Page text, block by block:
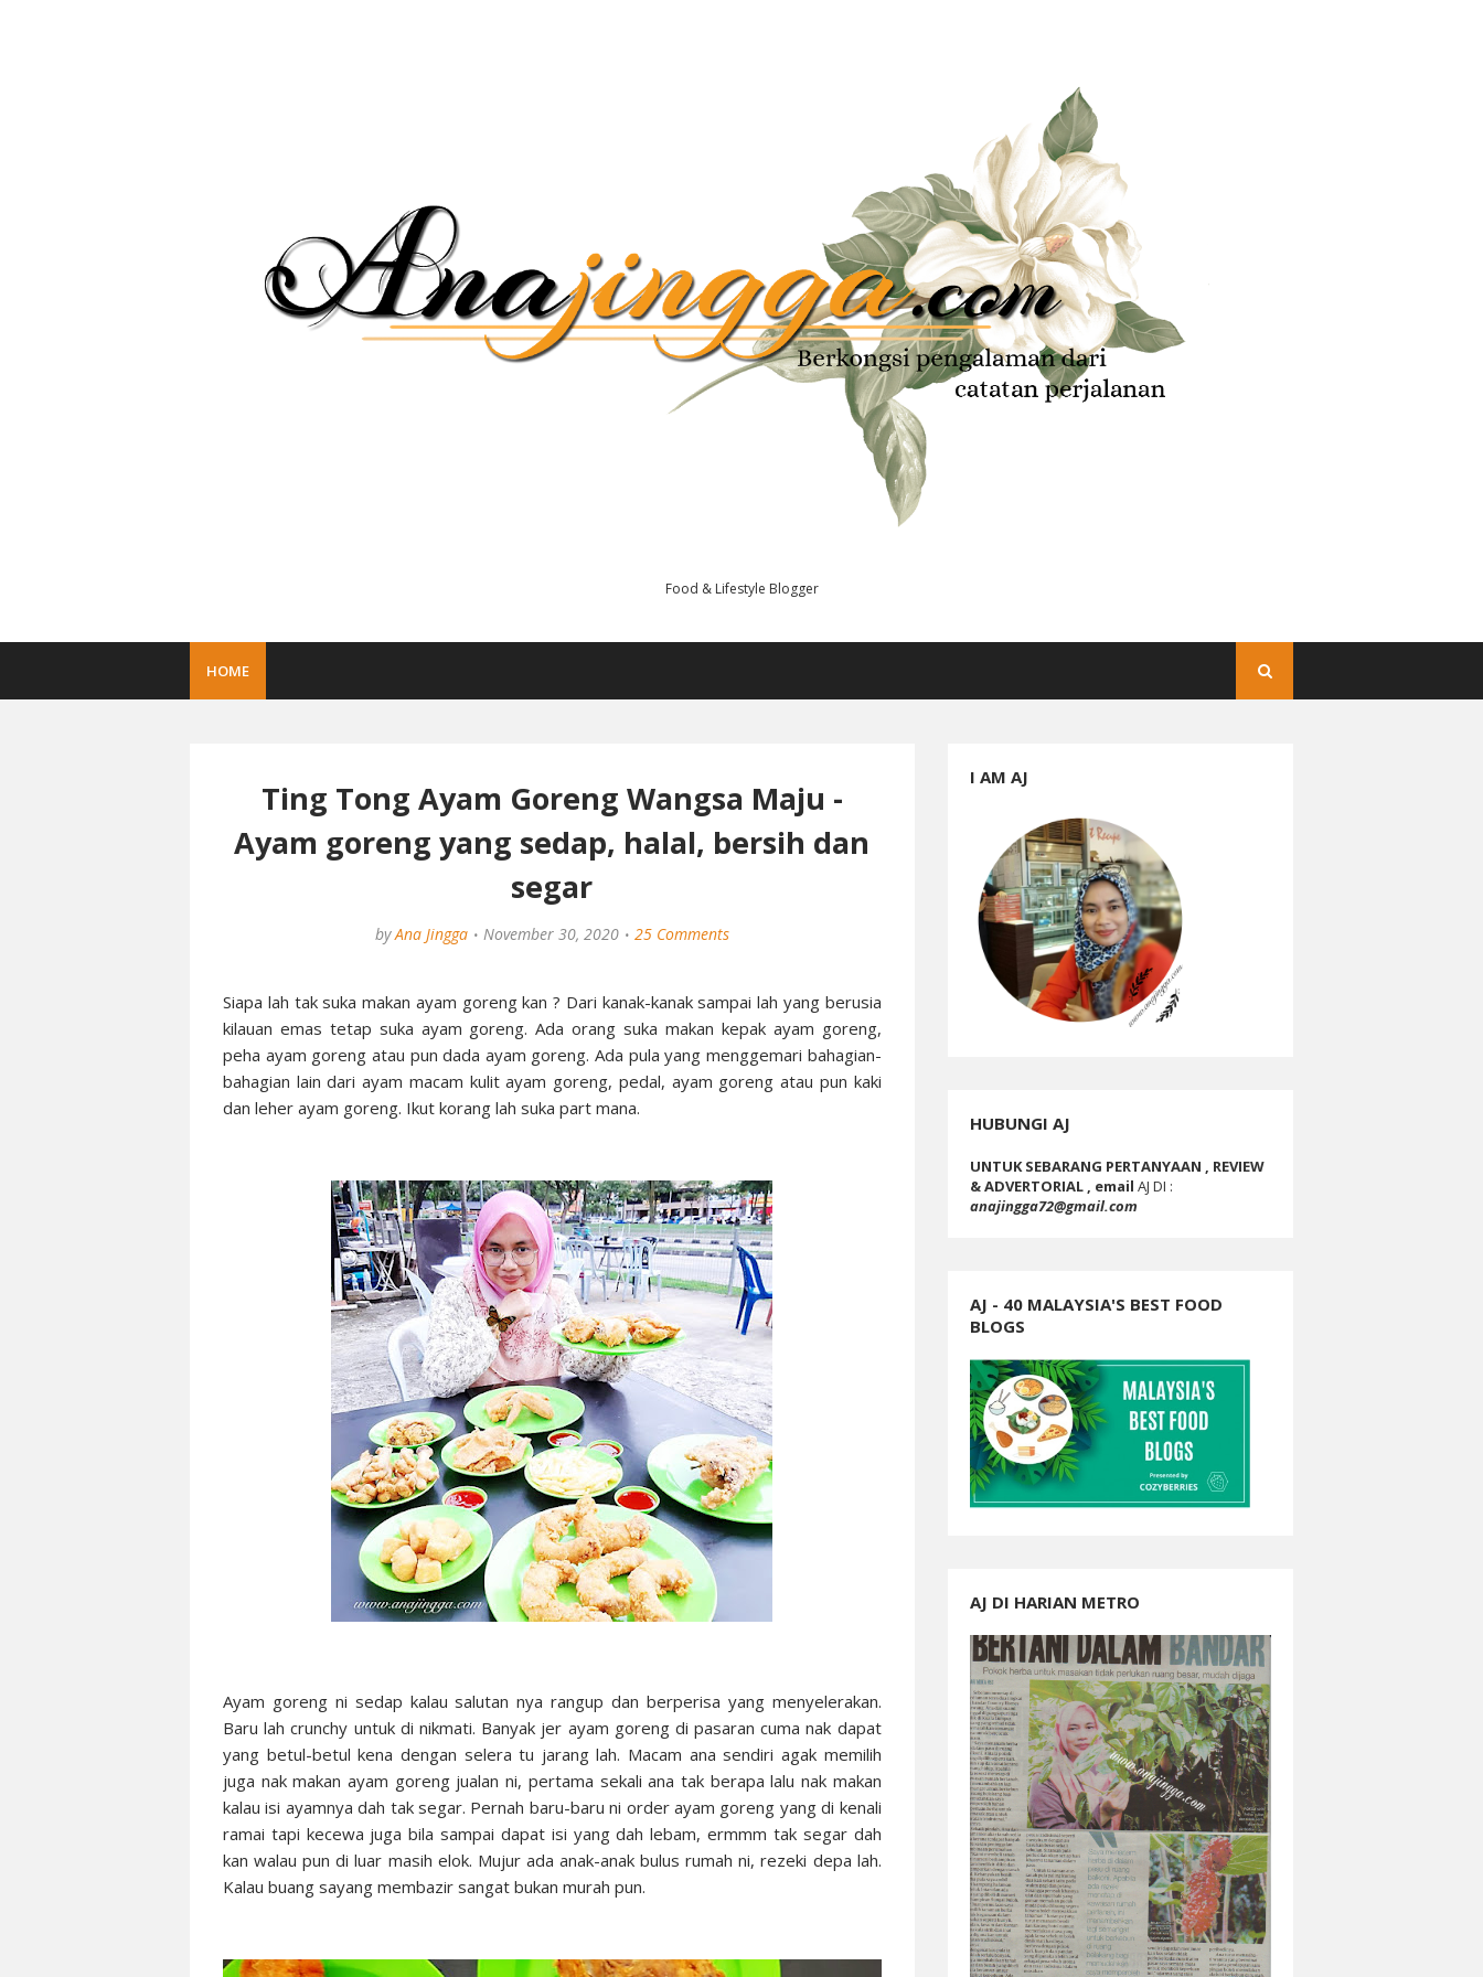
Food & Lifestyle Blogger
HOME
Ting Tong Ayam Goreng Wangsa Maju -
Ayam goreng yang sedap, halal, bersih dan
segar
by Ana Jingga November 30, 2020 25 Comments
Siapa lah tak suka makan ayam goreng kan ? Dari kanak-kanak sampai lah yang berusia
kilauan emas tetap suka ayam goreng. Ada orang suka makan kepak ayam goreng,
peha ayam goreng atau pun dada ayam goreng. Ada pula yang menggemari bahagian-
bahagian lain dari ayam macam kulit ayam goreng, pedal, ayam goreng atau pun kaki
dan leher ayam goreng. Ikut korang lah suka part mana.
Ayam goreng ni sedap kalau salutan nya rangup dan berperisa yang menyelerakan.
Baru lah crunchy untuk di nikmati. Banyak jer ayam goreng di pasaran cuma nak dapat
yang betul-betul kena dengan selera tu jarang lah. Macam ana sendiri agak memilih
juga nak makan ayam goreng jualan ni, pertama sekali ana tak berapa lalu nak makan
kalau isi ayamnya dah tak segar. Pernah baru-baru ni order ayam goreng yang di kenali
ramai tapi kecewa juga bila sampai dapat isi yang dah lebam, ermmm tak segar dah
kan walau pun di luar masih elok. Mujur ada anak-anak bulus rumah ni, rezeki depa lah.
Kalau buang sayang membazir sangat bukan murah pun.
I AM AJ
HUBUNGI AJ
UNTUK SEBARANG PERTANYAAN , REVIEW
& ADVERTORIAL , email AJ DI :
anajingga72@gmail.com
AJ - 40 MALAYSIA'S BEST FOOD
BLOGS
AJ DI HARIAN METRO